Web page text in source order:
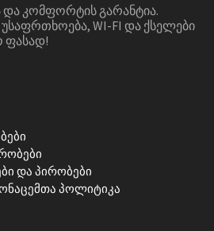
ᲓᲐ ᲙᲝᲛᲤᲝᲠᲢᲘᲡ ᲒᲐᲠᲐᲜᲢᲘᲐ.
ᲣᲡᲐᲤᲠᲗᲮᲝᲔᲑᲐ, WI-FI ᲓᲐ ᲥᲡᲔᲚᲔᲑᲘ
ᲤᲐᲡᲐᲓ!
Და Პირობები
Პოლიტიკა